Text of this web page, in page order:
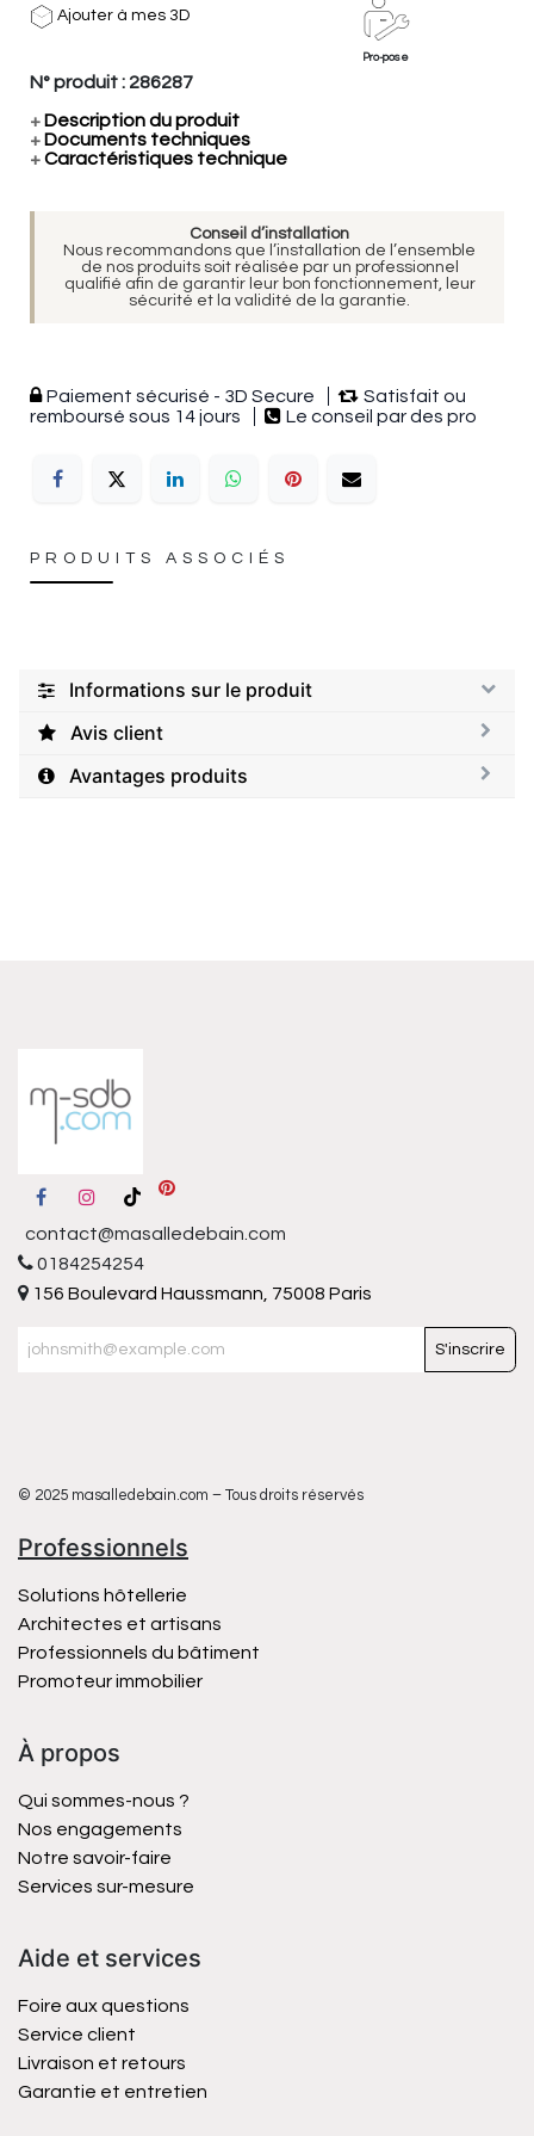
Ajouter à mes 3D
Pro-pose
N° produit : 286287
+ Description du produit
+ Documents techniques
+Caractéristiques technique
Conseil d’installation
Nous recommandons que l’installation de l’ensemble
de nos produits soit réalisée par un professionnel
qualifié afin de garantir leur bon fonctionnement, leur
sécurité et la validité de la garantie.
Paiement sécurisé - 3D Secure
Satisfait ou
remboursé sous 14 jours
Le conseil par des pro
PRODUITS ASSOCIÉS
Informations sur le produit
Avis client
Avantages produits
contact@masalledebain.com
0184254254
156 Boulevard Haussmann, 75008 Paris
S'inscrire
© 2025 masalledebain.com – Tous droits réservés
Professionnels
Solutions hôtellerie
Architectes et artisans
Professionnels du bâtiment
Promoteur immobilier
À propos
Qui sommes-nous ?
Nos engagements
Notre savoir-faire
Services sur-mesure
Aide et services
Foire aux questions
Service client
Livraison et retours
Garantie et entretien